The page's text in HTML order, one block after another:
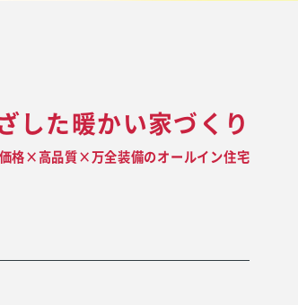
した暖かい家づくり
格×高品質×万全装備のオールイン住宅